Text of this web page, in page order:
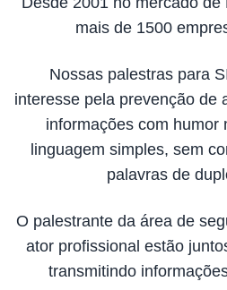
mais de 1500
Nossas palestras para
interesse pela prevenção de
informações com humor
linguagem simples, sem
palavras de
O palestrante da área de
ator profissional estão
transmitindo